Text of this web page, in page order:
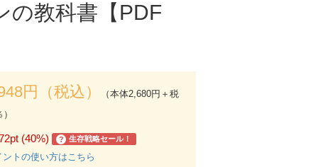
の教科書【PDF
円（税込）
（本体2,680円＋税
(40%) ? 生存戦略セール！
ントの使い方はこちら